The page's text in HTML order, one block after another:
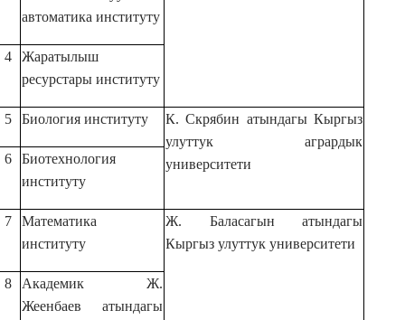
автоматика институту
4
Жаратылыш
ресурстары институту
5 Биология институту
К. Скрябин атындагы Кыргыз
улуттук агрардык
университети
6
Биотехнология
институту
7
Математика
институту
Ж. Баласагын атындагы
Кыргыз улуттук университети
8
Академик Ж.
Жеенбаев атындагы